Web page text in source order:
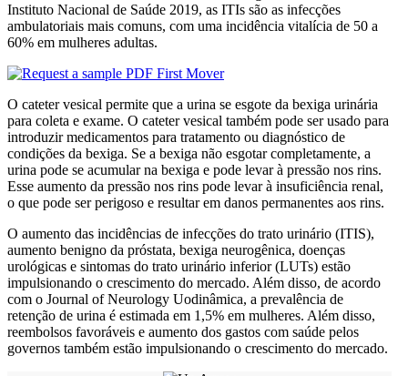
Instituto Nacional de Saúde 2019, as ITIs são as infecções
ambulatoriais mais comuns, com uma incidência vitalícia de 50 a
60% em mulheres adultas.
O cateter vesical permite que a urina se esgote da bexiga urinária
para coleta e exame. O cateter vesical também pode ser usado para
introduzir medicamentos para tratamento ou diagnóstico de
condições da bexiga. Se a bexiga não esgotar completamente, a
urina pode se acumular na bexiga e pode levar à pressão nos rins.
Esse aumento da pressão nos rins pode levar à insuficiência renal,
o que pode ser perigoso e resultar em danos permanentes aos rins.
O aumento das incidências de infecções do trato urinário (ITIS),
aumento benigno da próstata, bexiga neurogênica, doenças
urológicas e sintomas do trato urinário inferior (LUTs) estão
impulsionando o crescimento do mercado. Além disso, de acordo
com o Journal of Neurology Uodinâmica, a prevalência de
retenção de urina é estimada em 1,5% em mulheres. Além disso,
reembolsos favoráveis ​​e aumento dos gastos com saúde pelos
governos também estão impulsionando o crescimento do mercado.